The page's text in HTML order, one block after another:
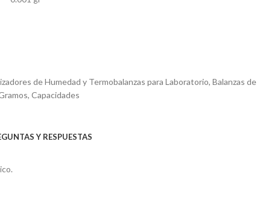
de Humedad y Termobalanzas para Laboratorio, Balanzas de
, Capacidades
Y RESPUESTAS